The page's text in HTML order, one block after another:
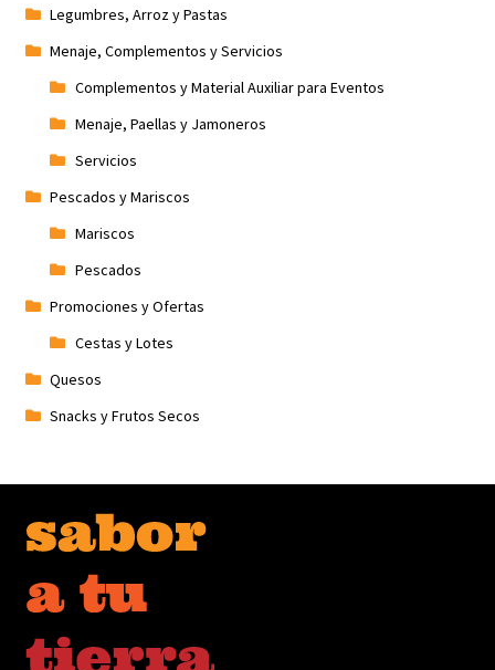
Legumbres, Arroz y Pastas
Menaje, Complementos y Servicios
Complementos y Material Auxiliar para Eventos
Menaje, Paellas y Jamoneros
Servicios
Pescados y Mariscos
Mariscos
Pescados
Promociones y Ofertas
Cestas y Lotes
Quesos
Snacks y Frutos Secos